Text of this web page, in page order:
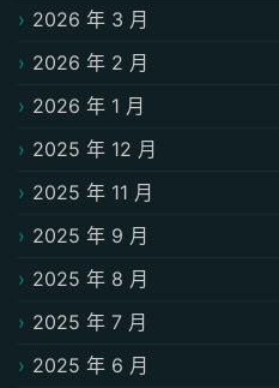
2026 年 3 月
2026 年 2 月
2026 年 1 月
2025 年 12 月
2025 年 11 月
2025 年 9 月
2025 年 8 月
2025 年 7 月
2025 年 6 月